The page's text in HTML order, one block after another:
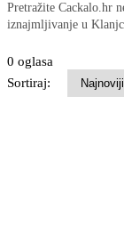
Pretražite Cackalo.hr
iznajmljivanje u
0 oglasa
Sortiraj: